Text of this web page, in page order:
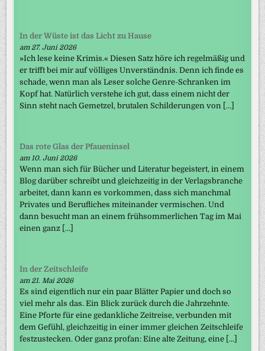
In der Wüste ist das Licht zu Hause
am 27. Juni 2026
»Ich lese keine Krimis.« Diesen Satz höre ich regelmäßig und
er trifft bei mir auf völliges Unverständnis. Denn ich finde es
schade, wenn man als Leser solche Genre-Schranken im
Kopf hat. Natürlich verstehe ich gut, dass einem nicht der
Sinn steht nach Gemetzel, brutalen Schilderungen von […]
Das rote Glas der Pfaueninsel
am 10. Juni 2026
Wenn man sich für Bücher und Literatur begeistert, in einem
Blog darüber schreibt und gleichzeitig in der Verlagsbranche
arbeitet, dann kann es vorkommen, dass sich manchmal
Privates und Berufliches miteinander vermischen. Und
dann besucht man an einem frühsommerlichen Tag im Mai
einen ganz […]
In der Zeitschleife
am 21. Mai 2026
Es sind eigentlich nur ein paar Blätter Papier und doch so
viel mehr als das. Ein Blick zurück durch die Jahrzehnte.
Eine Pforte für eine gedankliche Zeitreise, verbunden mit
dem Gefühl, gleichzeitig in einer immer gleichen Zeitschleife
festzustecken. Oder ganz profan: Eine alte Zeitung, eine […]